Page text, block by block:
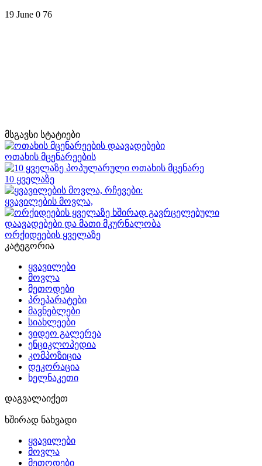
19 June 0 76
მსგავსი სტატიები
ოთახის მცენარეების
10 ყველაზე
ყვავილების მოვლა,
ორქიდეების ყველაზე
კატეგორია
ყვავილები
მოვლა
მეთოდები
პრეპარატები
მავნებლები
სიახლეები
ვიდეო გალერეა
ენციკლოპედია
კომპოზიცია
დეკორაცია
ხელნაკეთი
დაგვალაიქეთ
ხშირად ნახვადი
ყვავილები
მოვლა
მეთოდები